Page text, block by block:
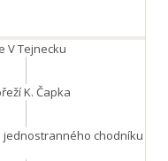
V Tejnecku
K. Čapka
jednostranného chodníku